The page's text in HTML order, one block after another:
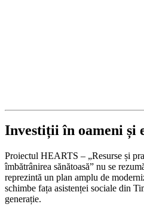
Investiții în oameni și
Proiectul HEARTS – „Resurse și
îmbătrânirea sănătoasă” nu se
reprezintă un plan amplu de
schimbe fața asistenței sociale din
generație.